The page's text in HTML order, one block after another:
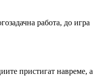
работа, до игра
пристигат навреме, а